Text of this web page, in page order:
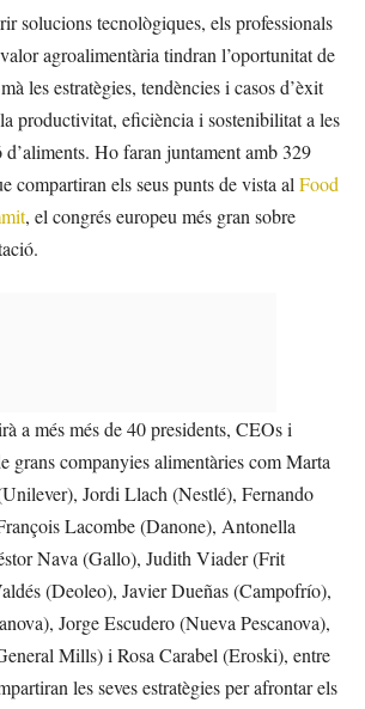
solucions tecnològiques, els professionals
agroalimentària tindran l’oportunitat de
les estratègies, tendències i casos d’èxit
productivitat, eficiència i sostenibilitat a les
Ho faran juntament amb 329
compartiran els seus punts de vista alFood
, el congrés europeu més gran sobre
a més més de 40 presidents, CEOs i
grans companyies alimentàries com Marta
Jordi Llach (Nestlé), Fernando
Lacombe (Danone), Antonella
Nava (Gallo), Judith Viader (Frit
(Deoleo), Javier Dueñas (Campofrío),
Jorge Escudero (Nueva Pescanova),
Mills) i Rosa Carabel (Eroski), entre
les seves estratègies per afrontar els